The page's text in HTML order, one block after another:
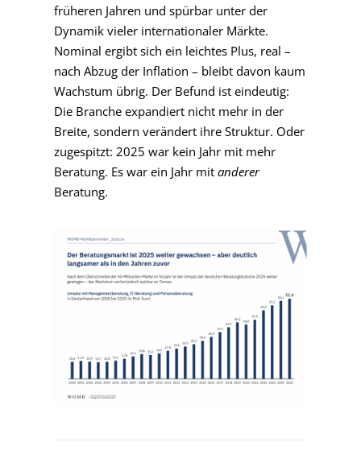
früheren Jahren und spürbar unter der
Dynamik vieler internationaler Märkte.
Nominal ergibt sich ein leichtes Plus, real –
nach Abzug der Inflation – bleibt davon kaum
Wachstum übrig. Der Befund ist eindeutig:
Die Branche expandiert nicht mehr in der
Breite, sondern verändert ihre Struktur. Oder
zugespitzt: 2025 war kein Jahr mit mehr
Beratung. Es war ein Jahr mitanderer
Beratung.